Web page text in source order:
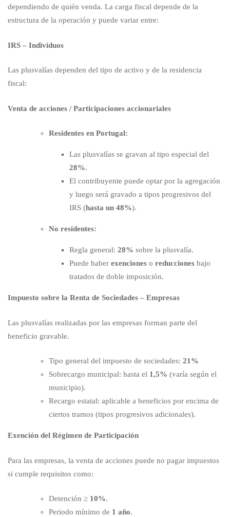
dependiendo de quién venda. La carga fiscal depende de la
estructura de la operación y puede variar entre:
IRS – Individuos
Las plusvalías dependen del tipo de activo y de la residencia
fiscal:
Venta de acciones / Participaciones accionariales
Residentes en Portugal:
Las plusvalías se gravan al tipo especial del
28%.
El contribuyente puede optar por la agregación
y luego será gravado a tipos progresivos del
IRS (hasta un 48%).
No residentes:
Regla general: 28% sobre la plusvalía.
Puede haber exenciones o reducciones bajo
tratados de doble imposición.
Impuesto sobre la Renta de Sociedades – Empresas
Las plusvalías realizadas por las empresas forman parte del
beneficio gravable.
Tipo general del impuesto de sociedades: 21%
Sobrecargo municipal: hasta el 1,5% (varía según el
municipio).
Recargo estatal: aplicable a beneficios por encima de
ciertos tramos (tipos progresivos adicionales).
Exención del Régimen de Participación
Para las empresas, la venta de acciones puede no pagar impuestos
si cumple requisitos como:
Detención ≥ 10%.
Periodo mínimo de 1 año.